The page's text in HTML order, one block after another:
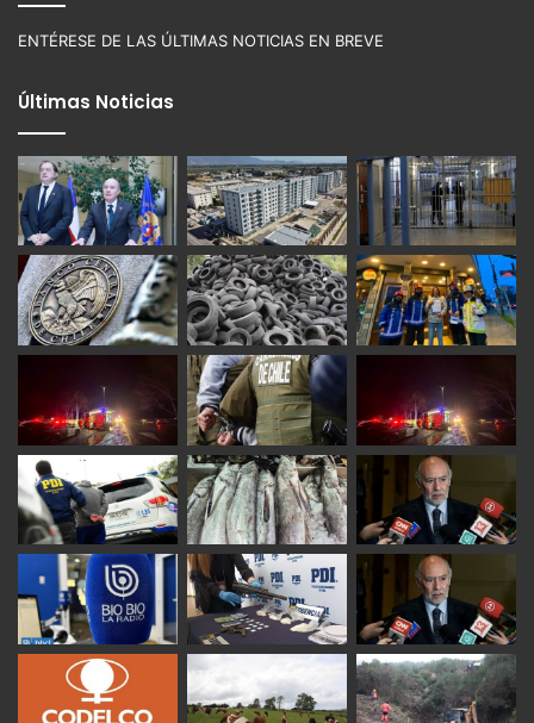
ENTÉRESE DE LAS ÚLTIMAS NOTICIAS EN BREVE
Últimas Noticias